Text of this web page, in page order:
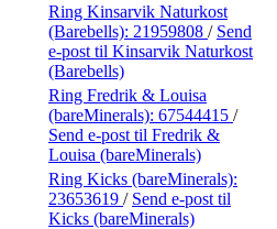
Ring Kinsarvik Naturkost
(Barebells): 21959808 / Send
e-post til Kinsarvik Naturkost
(Barebells)
Ring Fredrik & Louisa
(bareMinerals): 67544415 /
Send e-post til Fredrik &
Louisa (bareMinerals)
Ring Kicks (bareMinerals):
23653619 / Send e-post til
Kicks (bareMinerals)